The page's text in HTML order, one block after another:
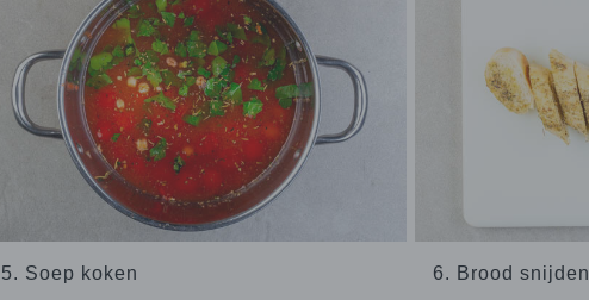
5. Soep koken 6. Brood snijden